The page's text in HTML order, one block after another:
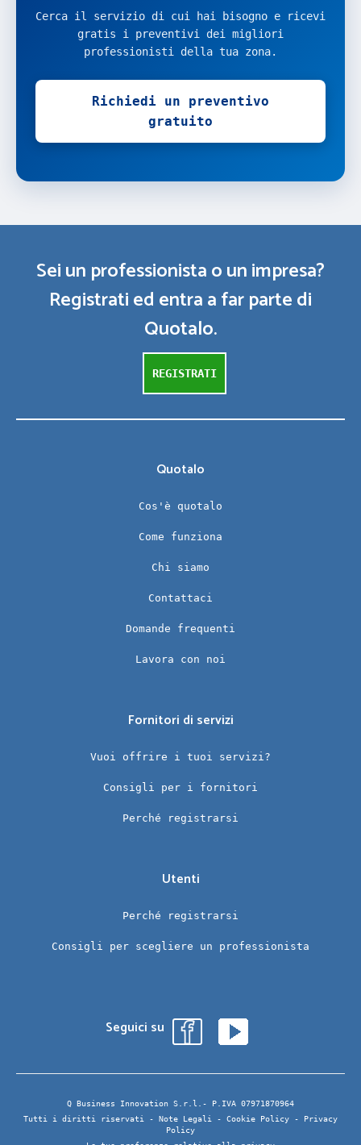
Cerca il servizio di cui hai bisogno e ricevi
gratis i preventivi dei migliori
professionisti della tua zona.
Richiedi un preventivo
gratuito
Sei un professionista o un impresa?
Registrati ed entra a far parte di
Quotalo.
REGISTRATI
Quotalo
Cos'è quotalo
Come funziona
Chi siamo
Contattaci
Domande frequenti
Lavora con noi
Fornitori di servizi
Vuoi offrire i tuoi servizi?
Consigli per i fornitori
Perché registrarsi
Utenti
Perché registrarsi
Consigli per scegliere un professionista
Seguici su
Q Business Innovation S.r.l.- P.IVA 07971870964
Tutti i diritti riservati - Note Legali - Cookie Policy - Privacy
Policy